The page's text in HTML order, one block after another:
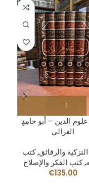
علوم الدين – أبو حامِدٍ
الغزالي
والرقائق,كتب
,كتب الفكر والإصلاح
€135.00